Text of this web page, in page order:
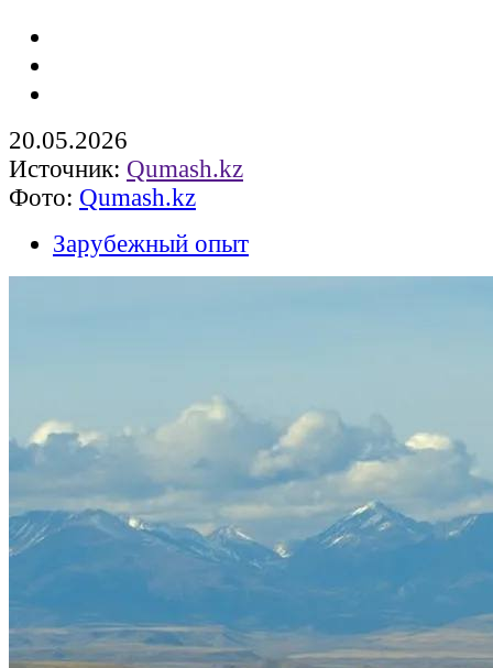
20.05.2026
Источник: Qumash.kz
Фото: Qumash.kz
Зарубежный опыт